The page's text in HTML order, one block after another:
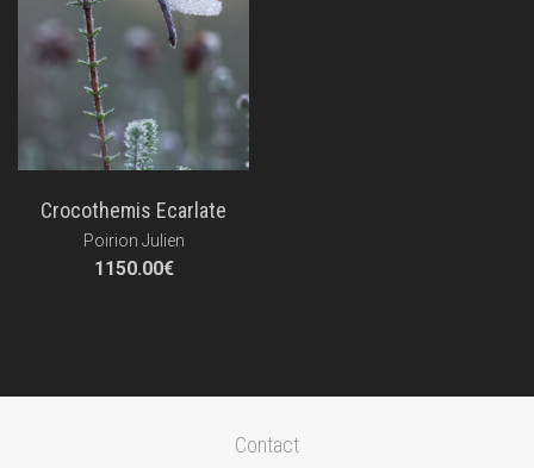
Crocothemis Ecarlate
Poirion Julien
1150.00€
Contact